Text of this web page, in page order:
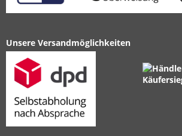
Unsere Versandmöglichkeiten